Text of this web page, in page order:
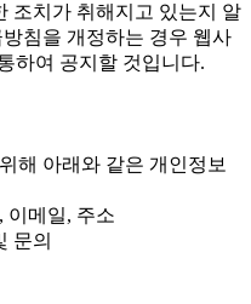
조치가 취해지고 있는지 알
침을 개정하는 경우 웹사
하여 공지할 것입니다.
해 아래와 같은 개인정보
이메일, 주소
문의